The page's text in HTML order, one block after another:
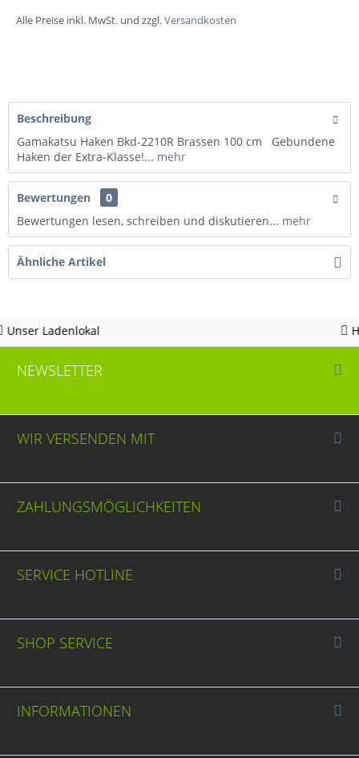
Alle Preise inkl. MwSt. und zzgl.Versandkosten
Beschreibung
Gamakatsu Haken Bkd-2210R Brassen 100 cm Gebundene
Haken der Extra-Klasse!... mehr
Bewertungen
0
Bewertungen lesen, schreiben und diskutieren... mehr
Ähnliche Artikel
Hotline 05963 - 982823
NEWSLETTER
WIR VERSENDEN MIT
ZAHLUNGSMÖGLICHKEITEN
SERVICE HOTLINE
SHOP SERVICE
INFORMATIONEN